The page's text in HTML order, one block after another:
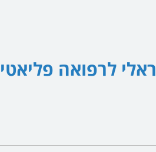
לרפואה